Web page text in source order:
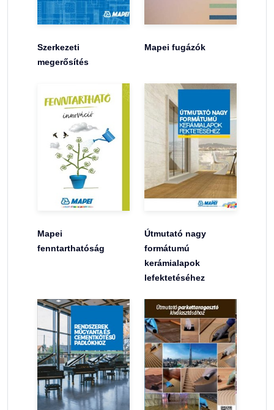
Szerkezeti
megerősítés
Mapei fugázók
Mapei
fenntarthatóság
Útmutató nagy
formátumú
kerámialapok
lefektetéséhez